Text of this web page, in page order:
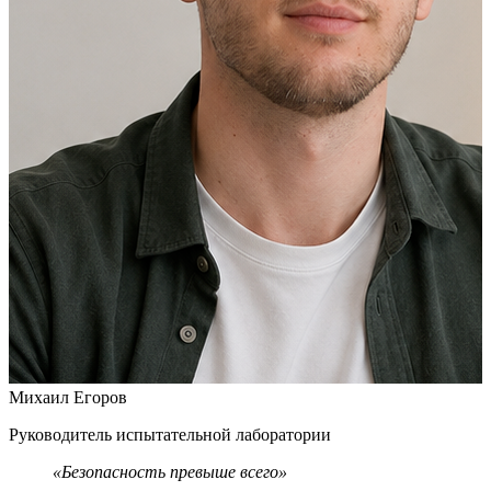
ППК утверждается руководителем организации, владельцем
или специально уполномоченным работником. Согласование
с региональным подразделением Роспотребнадзора не
Михаил Егоров
Руководитель испытательной лаборатории
«Безопасность превыше всего»